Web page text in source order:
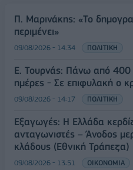
Π. Μαρινάκης: «Το
περιμένει»
09/08/2026 - 14:34 ΠΟΛΙΤΙΚΗ
Ε. Τουρνάς: Πάνω από 400
ημέρες - Σε επιφυλακή ο
09/08/2026 - 14:17 ΠΟΛΙΤΙΚΗ
Εξαγωγές: Η Ελλάδα
ανταγωνιστές – Άνοδος
κλάδους (Εθνική Τράπεζα)
09/08/2026 - 13:51 ΟΙΚΟΝΟΜΙΑ